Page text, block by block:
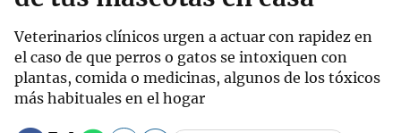
Veterinarios clínicos urgen a actuar con rapidez en
el caso de que perros o gatos se intoxiquen con
plantas, comida o medicinas, algunos de los tóxicos
más habituales en el hogar